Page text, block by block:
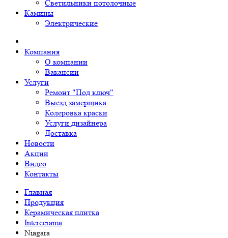
Светильники потолочные
Камины
Электрические
Компания
О компании
Вакансии
Услуги
Ремонт "Под ключ"
Выезд замерщика
Колеровка краски
Услуги дизайнера
Доставка
Новости
Акции
Видео
Контакты
Главная
Продукция
Керамическая плитка
Intercerama
Niagara